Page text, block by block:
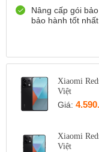
Còn hàng
Còn hàng
Nâng cấp gói
bảo hành tốt nhất
Xiaomi
Việt
Giá:
Xiaomi
Việt